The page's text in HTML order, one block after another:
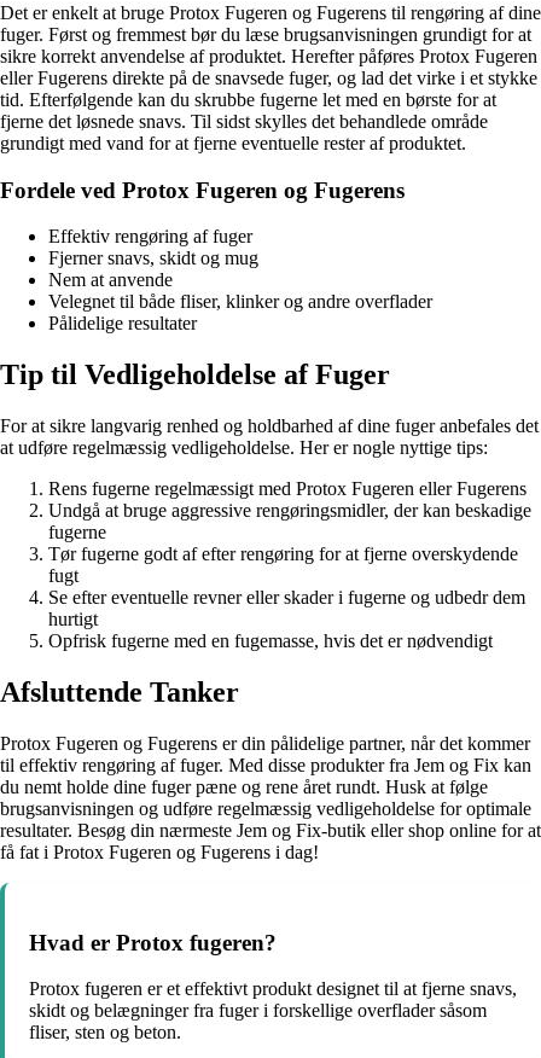
Det er enkelt at bruge Protox Fugeren og Fugerens til rengøring af dine
fuger. Først og fremmest bør du læse brugsanvisningen grundigt for at
sikre korrekt anvendelse af produktet. Herefter påføres Protox Fugeren
eller Fugerens direkte på de snavsede fuger, og lad det virke i et stykke
tid. Efterfølgende kan du skrubbe fugerne let med en børste for at
fjerne det løsnede snavs. Til sidst skylles det behandlede område
grundigt med vand for at fjerne eventuelle rester af produktet.
Fordele ved Protox Fugeren og Fugerens
Effektiv rengøring af fuger
Fjerner snavs, skidt og mug
Nem at anvende
Velegnet til både fliser, klinker og andre overflader
Pålidelige resultater
Tip til Vedligeholdelse af Fuger
For at sikre langvarig renhed og holdbarhed af dine fuger anbefales det
at udføre regelmæssig vedligeholdelse. Her er nogle nyttige tips:
Rens fugerne regelmæssigt med Protox Fugeren eller Fugerens
Undgå at bruge aggressive rengøringsmidler, der kan beskadige
fugerne
Tør fugerne godt af efter rengøring for at fjerne overskydende
fugt
Se efter eventuelle revner eller skader i fugerne og udbedr dem
hurtigt
Opfrisk fugerne med en fugemasse, hvis det er nødvendigt
Afsluttende Tanker
Protox Fugeren og Fugerens er din pålidelige partner, når det kommer
til effektiv rengøring af fuger. Med disse produkter fra Jem og Fix kan
du nemt holde dine fuger pæne og rene året rundt. Husk at følge
brugsanvisningen og udføre regelmæssig vedligeholdelse for optimale
resultater. Besøg din nærmeste Jem og Fix-butik eller shop online for at
få fat i Protox Fugeren og Fugerens i dag!
Hvad er Protox fugeren?
Protox fugeren er et effektivt produkt designet til at fjerne snavs,
skidt og belægninger fra fuger i forskellige overflader såsom
fliser, sten og beton.